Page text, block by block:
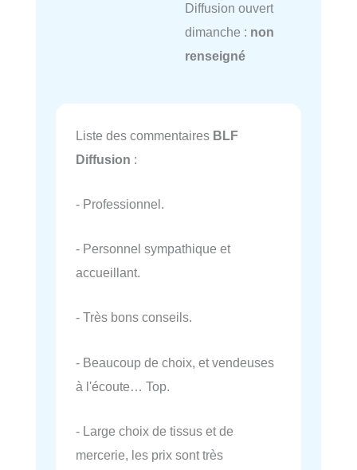
Diffusion ouvert
dimanche : non
renseigné
Liste des commentaires BLF
Diffusion :
- Professionnel.
- Personnel sympathique et
accueillant.
- Très bons conseils.
- Beaucoup de choix, et vendeuses
à l'écoute… Top.
- Large choix de tissus et de
mercerie, les prix sont très